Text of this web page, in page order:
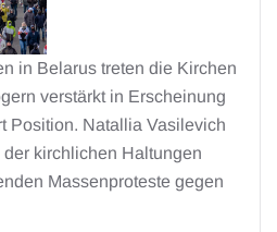
in Belarus treten die Kirchen
verstärkt in Erscheinung
Position. Natallia Vasilevich
kirchlichen Haltungen
Massenproteste gegen